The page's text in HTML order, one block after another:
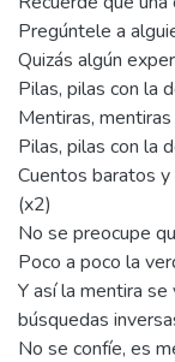
Pregúntele a
Quizás algún
Pilas, pilas con la
Mentiras,
Pilas, pilas con la
Cuentos baratos y
(x2)
No se preocupe
Poco a poco la
Y así la mentira
búsquedas
No se confíe, es